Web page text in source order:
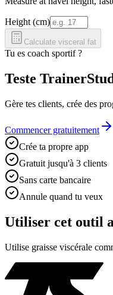
Height (cm)
Calculate visceral fat
Tu es coach sportif ?
Teste
Gère tes clients, crée des
Commencer gratuitement
Crée ta propre app
Gratuit jusqu'à 3 clients
Sans carte bancaire
Annule quand tu veux
Utiliser cet outil
Utilise graisse viscérale